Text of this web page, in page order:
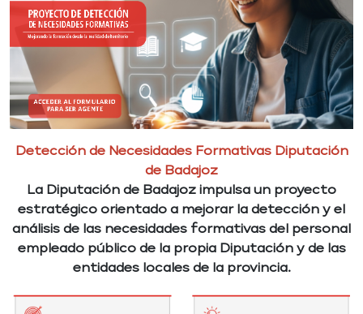
Detección de Necesidades Formativas Diputación
de Badajoz
La Diputación de Badajoz impulsa un proyecto
estratégico orientado a mejorar la detección y el
análisis de las necesidades formativas del personal
empleado público de la propia Diputación y de las
entidades locales de la provincia.